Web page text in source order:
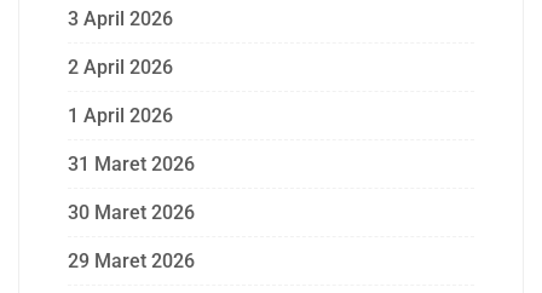
3 April 2026
2 April 2026
1 April 2026
31 Maret 2026
30 Maret 2026
29 Maret 2026